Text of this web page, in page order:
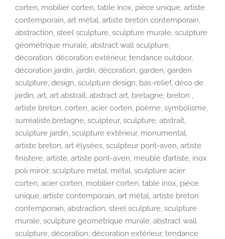
corten, mobilier corten, table inox, pièce unique, artiste
contemporain, art métal, artiste breton contemporain,
abstraction, steel sculpture, sculpture murale, sculpture
géométrique murale, abstract wall sculpture,
décoration, décoration extérieur, tendance outdoor,
décoration jardin, jardin, décoration, garden, garden
sculpture, design, sculpture design, bas-relief, déco de
jardin, art, art abstrait, abstract art, bretagne, breton ,
artiste breton, corten, acier corten, poème, symbolisme,
surréaliste,bretagne, sculpteur, sculpture, abstrait,
sculpture jardin, sculpture extérieur, monumental,
artiste breton, art élysées, sculpteur pont-aven, artiste
finistere, artiste, artiste pont-aven, meuble d’artiste, inox
poli miroir, sculpture métal, métal, sculpture acier
corten, acier corten, mobilier corten, table inox, pièce
unique, artiste contemporain, art métal, artiste breton
contemporain, abstraction, steel sculpture, sculpture
murale, sculpture géométrique murale, abstract wall
sculpture, décoration, décoration extérieur, tendance